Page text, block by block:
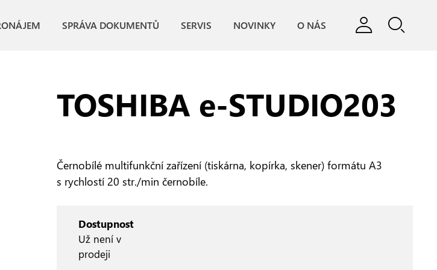
SPRÁVA DOKUMENTŮ SERVIS NOVINKY O NÁS
TOSHIBA e‑STUDIO203
Černobílé multifunkční zařízení (tiskárna, kopírka, skener) formátu A3
s rychlostí 20 str./min černobíle.
Dostupnost
Už není v
prodeji